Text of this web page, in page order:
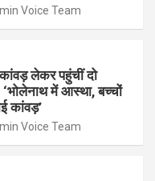
Voice Team
लेकर पहुंचीं दो
‘भोलेनाथ में आस्था, बच्चों
कांवड़’
Voice Team